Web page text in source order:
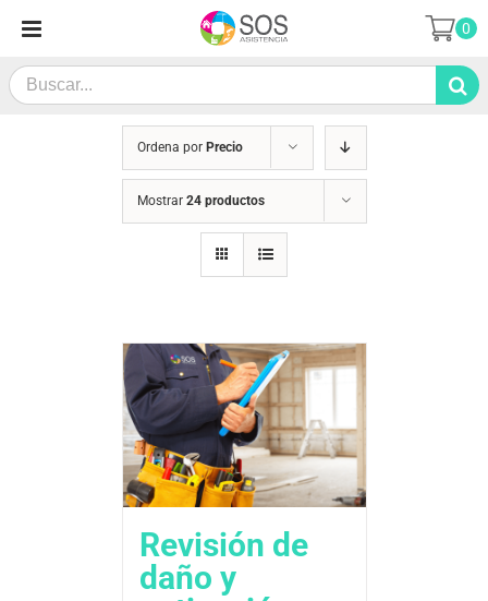
contenido
Search
for:
0
Ordena por Precio
Mostrar 24 productos
Revisión de
daño y